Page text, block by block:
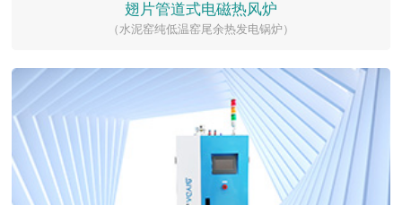
翅片管道式电磁热风炉
（水泥窑纯低温窑尾余热发电锅炉）